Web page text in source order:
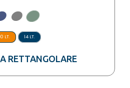
10 LT. 14 LT.
RETTANGOLARE